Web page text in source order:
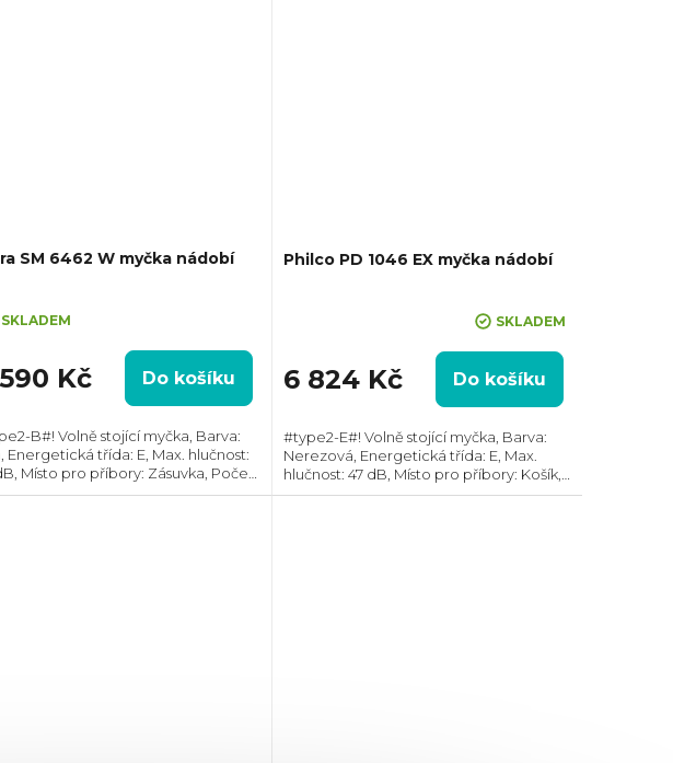
SM 6462 W myčka nádobí
SKLADEM
Kč Do košíku
B#! Volně stojící myčka, Barva:
Energetická třída: E, Max. hlučnost:
Místo pro příbory: Zásuvka, Počet
nádobí: 16, Počet programů: 6,
Philco PD 1046 EX myčka nádobí
je
z
5
hvězdiček.
SKLADEM
6 824 Kč Do košíku
#type2-E#! Volně stojící myčka, Barva:
Nerezová, Energetická třída: E, Max.
hlučnost: 47 dB, Místo pro příbory: Košík,
Počet souprav nádobí: 10, Počet